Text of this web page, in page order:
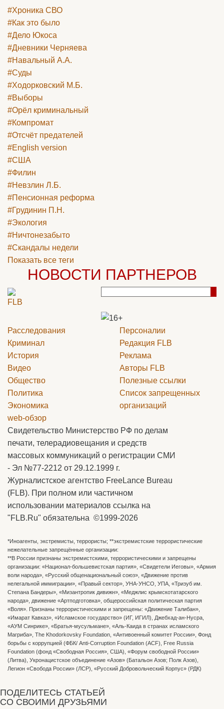
#Хроника СВО
#Как это было
#Дело Юкоса
#Дневники Черняева
#Навальный А.А.
#Суды
#Ходорковский М.Б.
#Выборы
#Орёл криминальный
#Компромат
#Отсчёт предателей
#English version
#США
#Филин
#Невзлин Л.Б.
#Пенсионная реформа
#Грудинин П.Н.
#Экология
#Ничтонезабыто
#Скандалы недели
Показать все теги
НОВОСТИ ПАРТНЕРОВ
Расследования
Криминал
История
Видео
Общество
Политика
Экономика
web-обзор
Персоналии
Редакция FLB
Реклама
Авторы FLB
Полезные ссылки
Список запрещенных
организаций
Свидетельство Министерство РФ по делам
печати, телерадиовещания и средств
массовых коммуникаций о регистрации СМИ
- Эл №77-2212 от 29.12.1999 г.
Журналистское агентство FreeLance Bureau
(FLB). При полном или частичном
использовании материалов ссылка на
"FLB.Ru" обязательна ©1999-2026
*Иноагенты, экстремисты, террористы; **экстремистские террористические
нежелательные запрещённые организации:
**В России признаны экстремистскими, террористическими и запрещены
организации: «Национал-большевистская партия», «Свидетели Иеговы», «Армия
воли народа», «Русский общенациональный союз», «Движение против
нелегальной иммиграции», «Правый сектор», УНА-УНСО, УПА, «Тризуб им.
Степана Бандеры», «Мизантропик дивижн», «Меджлис крымскотатарского
народа», движение «Артподготовка», общероссийская политическая партия
«Воля». Признаны террористическими и запрещены: «Движение Талибан»,
«Имарат Кавказ», «Исламское государство» (ИГ, ИГИЛ), Джебхад-ан-Нусра,
«АУМ Синрике», «Братья-мусульмане», «Аль-Каида в странах исламского
Магриба», The Khodorkovsky Foundation, «Антивоенный комитет России», Фонд
борьбы с коррупцией (ФБК/ Anti-Corruption Foundation (ACF), Free Russia
Foundation (фонд «Свободная Россия», США), «Форум свободной России»
(Литва), Укронацистское объединение «Aзов» (Батальон Азов; Полк Азов),
Легион «Свобода России» (ЛСР), «Русский Добровольческий Корпус» (РДК)
ПОДЕЛИТЕСЬ СТАТЬЕЙ
СО СВОИМИ ДРУЗЬЯМИ